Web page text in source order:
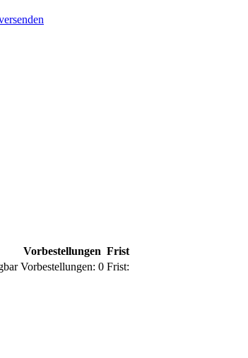
Vorbestellungen Frist
Vorbestellungen: 0 Frist: